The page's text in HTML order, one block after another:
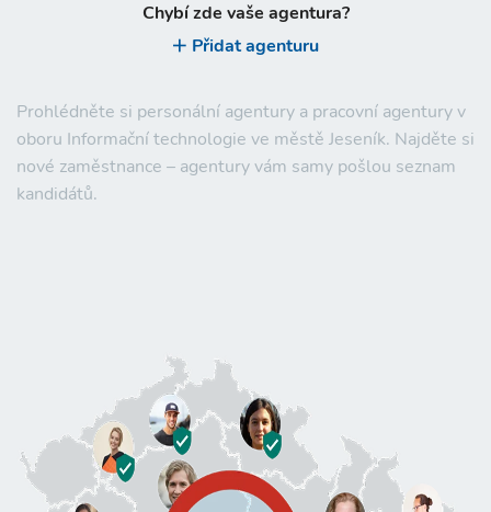
Prohlédněte si personální agentury a pracovní agentury v
oboru Informační technologie ve městě Jeseník. Najděte si
nové zaměstnance – agentury vám samy pošlou seznam
kandidátů.
Chybí zde vaše agentura?
Přidat agenturu